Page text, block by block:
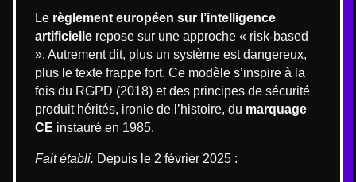
Le règlement européen sur l’intelligence
artificielle repose sur une approche « risk-based
». Autrement dit, plus un système est dangereux,
plus le texte frappe fort. Ce modèle s’inspire à la
fois du RGPD (2018) et des principes de sécurité
produit hérités, ironie de l’histoire, du marquage
CE instauré en 1985.
Fait établi. Depuis le 2 février 2025 :